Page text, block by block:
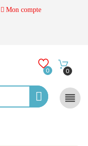
Mon compte
0 0
